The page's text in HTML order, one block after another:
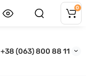
+38 (063) 800 88 11
0